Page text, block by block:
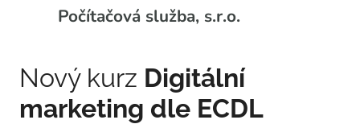
Počítačová služba, s.r.o.
Nový kurz Digitální
marketing dle ECDL